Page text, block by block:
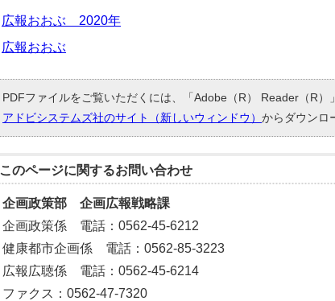
広報おおぶ 2020年
広報おおぶ
PDFファイルをご覧いただくには、「Adobe（R） Reader（R）
アドビシステムズ社のサイト（新しいウィンドウ） からダウンロ
このページに関するお問い合わせ
企画政策部 企画広報戦略課
企画政策係 電話：0562-45-6212
健康都市企画係 電話：0562-85-3223
広報広聴係 電話：0562-45-6214
ファクス：0562-47-7320